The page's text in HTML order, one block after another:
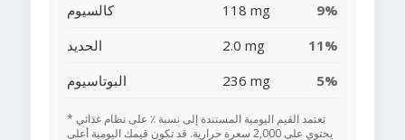
كالسيوم
118 mg
9%
الحديد
2.0 mg
11%
البوتاسيوم
236 mg 5%
* تعتمد القيم اليومية المستندة إلى نسبة ٪ على نظام غذائي
يحتوي على 2,000 سعرة حرارية. قد تكون قيمك اليومية أعلى